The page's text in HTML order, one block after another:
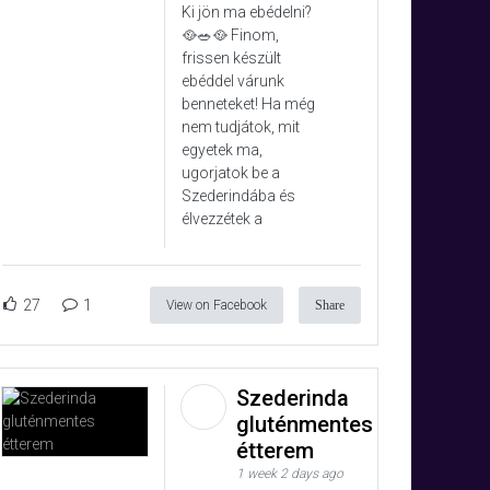
Ki jön ma ebédelni?
🥘🥗🥘 Finom,
frissen készült
ebéddel várunk
benneteket! Ha még
nem tudjátok, mit
egyetek ma,
ugorjatok be a
Szederindába és
élvezzétek a
27 1 View on Facebook Share
Szederinda
gluténmentes
étterem
1 week 2 days ago